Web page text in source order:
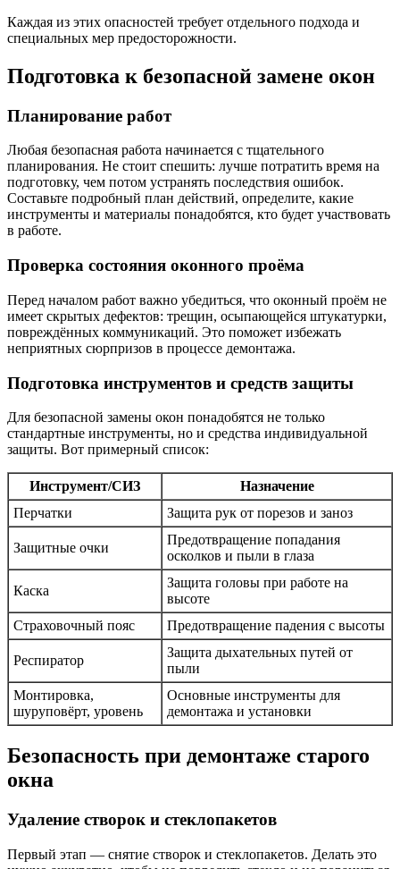
Каждая из этих опасностей требует отдельного подхода и
специальных мер предосторожности.
Подготовка к безопасной замене окон
Планирование работ
Любая безопасная работа начинается с тщательного
планирования. Не стоит спешить: лучше потратить время на
подготовку, чем потом устранять последствия ошибок.
Составьте подробный план действий, определите, какие
инструменты и материалы понадобятся, кто будет участвовать
в работе.
Проверка состояния оконного проёма
Перед началом работ важно убедиться, что оконный проём не
имеет скрытых дефектов: трещин, осыпающейся штукатурки,
повреждённых коммуникаций. Это поможет избежать
неприятных сюрпризов в процессе демонтажа.
Подготовка инструментов и средств защиты
Для безопасной замены окон понадобятся не только
стандартные инструменты, но и средства индивидуальной
защиты. Вот примерный список:
Инструмент/СИЗ
Назначение
Перчатки
Защита рук от порезов и заноз
Защитные очки
Предотвращение попадания
осколков и пыли в глаза
Каска
Защита головы при работе на
высоте
Страховочный пояс
Предотвращение падения с высоты
Респиратор
Защита дыхательных путей от
пыли
Монтировка,
шуруповёрт, уровень
Основные инструменты для
демонтажа и установки
Безопасность при демонтаже старого
окна
Удаление створок и стеклопакетов
Первый этап — снятие створок и стеклопакетов. Делать это